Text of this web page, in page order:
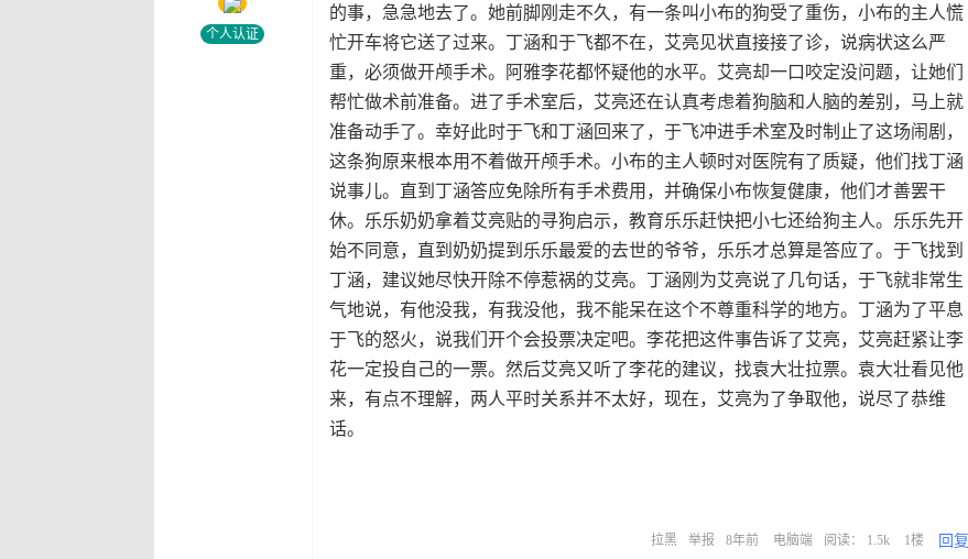
个人认证
的事，急急地去了。她前脚刚走不久，有一条叫小布的狗受了重伤，小布的主人慌
忙开车将它送了过来。丁涵和于飞都不在，艾亮见状直接接了诊，说病状这么严
重，必须做开颅手术。阿雅李花都怀疑他的水平。艾亮却一口咬定没问题，让她们
帮忙做术前准备。进了手术室后，艾亮还在认真考虑着狗脑和人脑的差别，马上就
准备动手了。幸好此时于飞和丁涵回来了，于飞冲进手术室及时制止了这场闹剧，
这条狗原来根本用不着做开颅手术。小布的主人顿时对医院有了质疑，他们找丁涵
说事儿。直到丁涵答应免除所有手术费用，并确保小布恢复健康，他们才善罢干
休。乐乐奶奶拿着艾亮贴的寻狗启示，教育乐乐赶快把小七还给狗主人。乐乐先开
始不同意，直到奶奶提到乐乐最爱的去世的爷爷，乐乐才总算是答应了。于飞找到
丁涵，建议她尽快开除不停惹祸的艾亮。丁涵刚为艾亮说了几句话，于飞就非常生
气地说，有他没我，有我没他，我不能呆在这个不尊重科学的地方。丁涵为了平息
于飞的怒火，说我们开个会投票决定吧。李花把这件事告诉了艾亮，艾亮赶紧让李
花一定投自己的一票。然后艾亮又听了李花的建议，找袁大壮拉票。袁大壮看见他
来，有点不理解，两人平时关系并不太好，现在，艾亮为了争取他，说尽了恭维
话。
拉黑 举报 8年前 电脑端 阅读： 1.5k 1楼 回复